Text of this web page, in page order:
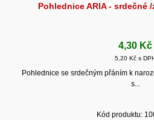
Pohlednice ARIA - srdečné
4,30 Kč
5,20 Kč s
Pohlednice se srdečným přáním k
s...
Kód produktu: